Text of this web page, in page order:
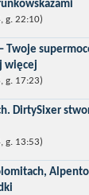
jazdy wchodzi na
przede
ochronę...
g. 22:10)
Twoje
więcej
bez
nowoczesnym
g. 17:23)
DirtySixer
jaką
g. 13:53)